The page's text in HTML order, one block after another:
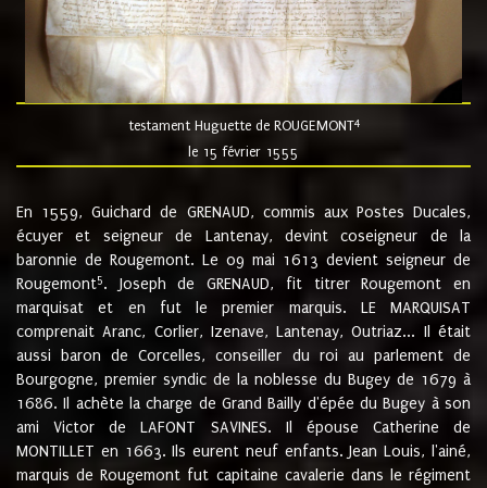
testament Huguette de ROUGEMONT4
le 15 février 1555
En 1559, Guichard de GRENAUD, commis aux Postes Ducales,
écuyer et seigneur de Lantenay, devint coseigneur de la
baronnie de Rougemont. Le 09 mai 1613 devient seigneur de
Rougemont5. Joseph de GRENAUD, fit titrer Rougemont en
marquisat et en fut le premier marquis. LE MARQUISAT
comprenait Aranc, Corlier, Izenave, Lantenay, Outriaz... Il était
aussi baron de Corcelles, conseiller du roi au parlement de
Bourgogne, premier syndic de la noblesse du Bugey de 1679 à
1686. Il achète la charge de Grand Bailly d'épée du Bugey à son
ami Victor de LAFONT SAVINES. Il épouse Catherine de
MONTILLET en 1663. Ils eurent neuf enfants. Jean Louis, l'ainé,
marquis de Rougemont fut capitaine cavalerie dans le régiment